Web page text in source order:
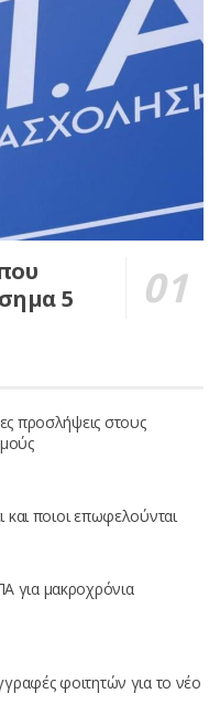
5
προσλήψεις στους
και ποιοι επωφελούνται
για μακροχρόνια
φοιτητών για το νέο